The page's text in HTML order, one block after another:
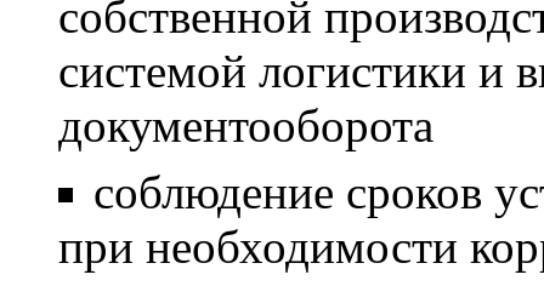
собственной
системой логистики и
документооборота
соблюдение сроков
при необходимости